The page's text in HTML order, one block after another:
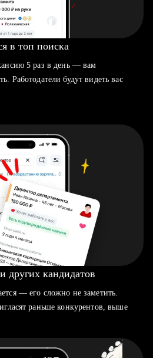
в топ поиска
5 раз в день — вам
Работодатели будут видеть вас
других кандидатов
— его сложно не заметить.
раньше конкурентов, выше